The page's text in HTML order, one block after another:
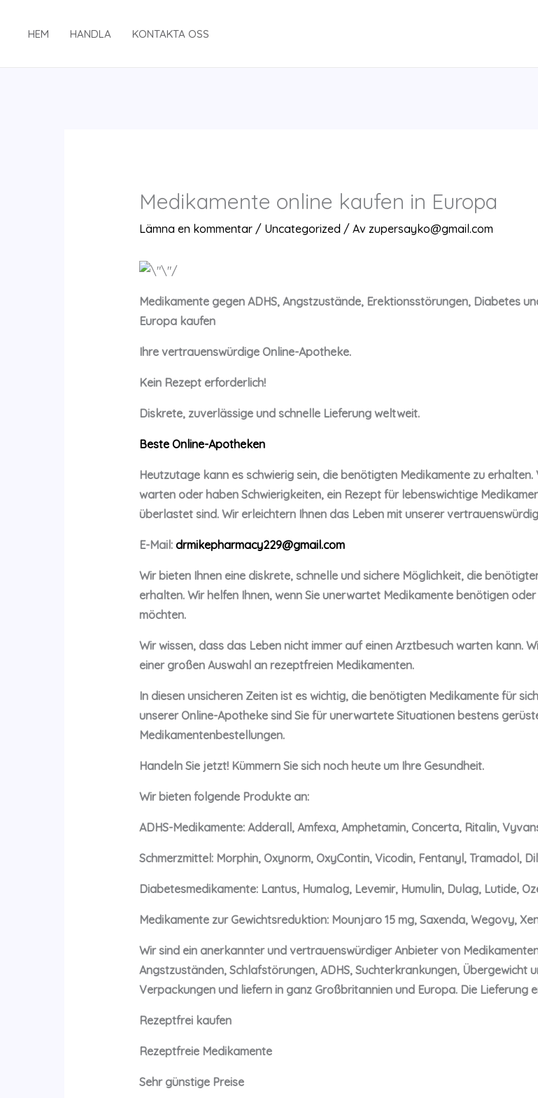
HEM HANDLA KONTAKTA OSS
Medikamente online kaufen in Europa
Lämna en kommentar / Uncategorized / Av zupersayko@gmail.com
Medikamente gegen ADHS, Angstzustände, Erektionsstörungen, Diabetes
Europa kaufen
Ihre vertrauenswürdige Online-Apotheke.
Kein Rezept erforderlich!
Diskrete, zuverlässige und schnelle Lieferung weltweit.
Beste Online-Apotheken
Heutzutage kann es schwierig sein, die benötigten Medikamente zu
warten oder haben Schwierigkeiten, ein Rezept für lebenswichtige
überlastet sind. Wir erleichtern Ihnen das Leben mit unserer
E-Mail: drmikepharmacy229@gmail.com
Wir bieten Ihnen eine diskrete, schnelle und sichere Möglichkeit, die
erhalten. Wir helfen Ihnen, wenn Sie unerwartet Medikamente benötigen
möchten.
Wir wissen, dass das Leben nicht immer auf einen Arztbesuch warten kann.
einer großen Auswahl an rezeptfreien Medikamenten.
In diesen unsicheren Zeiten ist es wichtig, die benötigten Medikamente für
unserer Online-Apotheke sind Sie für unerwartete Situationen bestens
Medikamentenbestellungen.
Handeln Sie jetzt! Kümmern Sie sich noch heute um Ihre Gesundheit.
Wir bieten folgende Produkte an:
ADHS-Medikamente: Adderall, Amfexa, Amphetamin, Concerta, Ritalin,
Schmerzmittel: Morphin, Oxynorm, OxyContin, Vicodin, Fentanyl, Tramadol,
Diabetesmedikamente: Lantus, Humalog, Levemir, Humulin, Dulag, Lutide,
Medikamente zur Gewichtsreduktion: Mounjaro 15 mg, Saxenda, Wegovy,
Wir sind ein anerkannter und vertrauenswürdiger Anbieter von
Angstzuständen, Schlafstörungen, ADHS, Suchterkrankungen, Übergewicht
Verpackungen und liefern in ganz Großbritannien und Europa. Die
Rezeptfrei kaufen
Rezeptfreie Medikamente
Sehr günstige Preise